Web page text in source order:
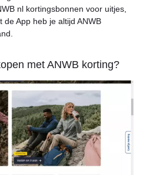
nl kortingsbonnen voor uitjes,
App heb je altijd ANWB
met ANWB korting?